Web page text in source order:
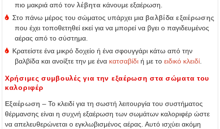
πιο μακριά από τον λέβητακάνουμε εξαέρωση.
Στο πάνω μέρος του σώματος υπάρχει μια βαλβίδα εξαέρωσης
που έχει τοποθετηθεί εκεί για να μπορεί να βγει ο παγιδευμένος
αέρας από το σύστημα.
Κρατείστε ένα μικρό δοχείο ή ένα σφουγγάρι κάτω από την
βαλβίδα και ανοίξτε την με ένα κατσαβίδι ή με το ειδικό κλειδί.
Χρήσιμες συμβουλές για την εξαέρωση στα σώματα του
καλοριφέρ
Εξαέρωση – Το κλειδί για τη σωστή λειτουργία του συστήματος
θέρμανσης είναι η συχνή εξαέρωση των σωμάτων καλοριφέρ ώστε
να απελευθερώνεται ο εγκλωβισμένος αέρας. Αυτό ισχύει ακόμη